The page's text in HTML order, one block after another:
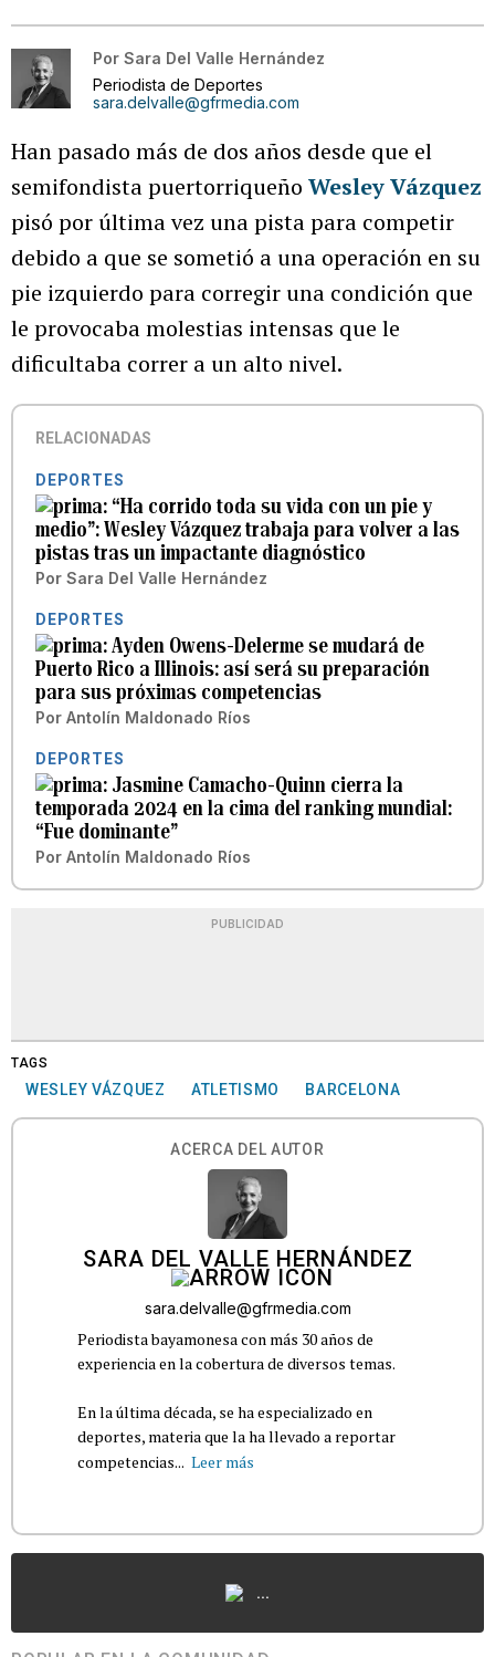
Por Sara Del Valle Hernández
Periodista de Deportes
sara.delvalle@gfrmedia.com
Han pasado más de dos años desde que el
semifondista puertorriqueño Wesley Vázquez
pisó por última vez una pista para competir
debido a que se sometió a una operación en su
pie izquierdo para corregir una condición que
le provocaba molestias intensas que le
dificultaba correr a un alto nivel.
RELACIONADAS
DEPORTES
“Ha corrido toda su vida con un pie y
medio”: Wesley Vázquez trabaja para volver a las
pistas tras un impactante diagnóstico
Por Sara Del Valle Hernández
DEPORTES
Ayden Owens-Delerme se mudará de
Puerto Rico a Illinois: así será su preparación
para sus próximas competencias
Por Antolín Maldonado Ríos
DEPORTES
Jasmine Camacho-Quinn cierra la
temporada 2024 en la cima del ranking mundial:
“Fue dominante”
Por Antolín Maldonado Ríos
PUBLICIDAD
TAGS
WESLEY VÁZQUEZ ATLETISMO BARCELONA
ACERCA DEL AUTOR
SARA DEL VALLE HERNÁNDEZ
sara.delvalle@gfrmedia.com
Periodista bayamonesa con más 30 años de
experiencia en la cobertura de diversos temas.
En la última década, se ha especializado en
deportes, materia que la ha llevado a reportar
competencias... Leer más
...